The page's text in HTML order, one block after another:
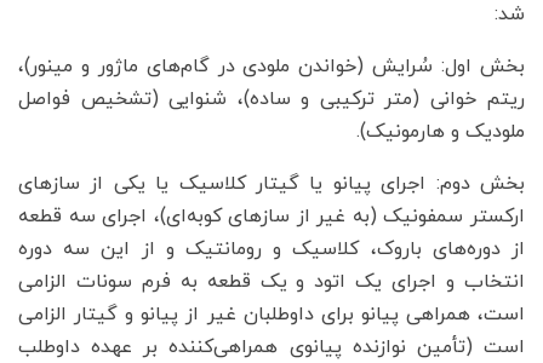
شد:
بخش اول: سُرایش (خواندن ملودی در گام‌های ماژور و مینور)،
ریتم خوانی (متر ترکیبی و ساده)، شنوایی (تشخیص فواصل
ملودیک و هارمونیک).
بخش دوم: اجرای پیانو یا گیتار کلاسیک یا یکی از سازهای
ارکستر سمفونیک (به غیر از سازهای کوبه‌ای)، اجرای سه قطعه
از دوره‌های باروک، کلاسیک و رومانتیک و از این سه دوره
انتخاب و اجرای یک اتود و یک قطعه به فرم سونات الزامی
است، همراهی پیانو برای داوطلبان غیر از پیانو و گیتار الزامی
است (تأمین نوازنده پیانوی همراهی‌کننده بر عهده داوطلب